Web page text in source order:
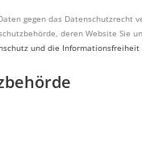
gegen das
deren Website Sie
und die Informationsfreiheit